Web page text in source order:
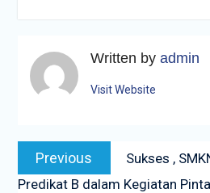
Written by admin
Visit Website
Navigasi
posPrevious
post:
Sukses ,
Predikat B dalam Kegiatan